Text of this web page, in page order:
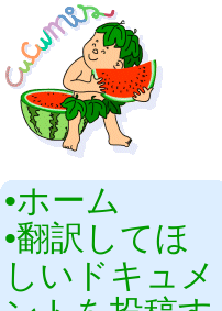
•‎ホーム
•‎翻訳してほ
しいドキュメ